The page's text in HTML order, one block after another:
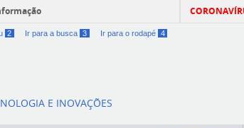
2 Ir para a busca 3 Ir para o rodapé 4
E INOVAÇÕES